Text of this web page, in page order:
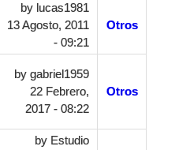
by lucas1981
13 Agosto, 2011
- 09:21
Otros
by gabriel1959
22 Febrero,
2017 - 08:22
Otros
by Estudio